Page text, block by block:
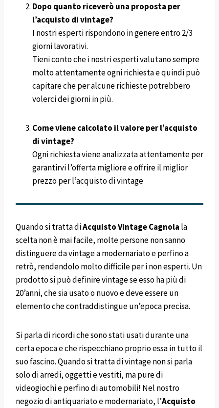
Dopo quanto riceverò una proposta per
l’acquisto di vintage?
I nostri esperti rispondono in genere entro 2/3
giorni lavorativi.
Tieni conto che i nostri esperti valutano sempre
molto attentamente ogni richiesta e quindi può
capitare che per alcune richieste potrebbero
volerci dei giorni in più.
Come viene calcolato il valore per l’acquisto
di vintage?
Ogni richiesta viene analizzata attentamente per
garantirvi l’offerta migliore e offrire il miglior
prezzo per l’acquisto di vintage
Quando si tratta diAcquisto VintageCagnola la
scelta non è mai facile, molte persone non sanno
distinguere da vintage a modernariato e perfino a
retrò, rendendolo molto difficile per i non esperti. Un
prodotto si può definire vintage se esso ha più di
20’anni, che sia usato o nuovo e deve essere un
elemento che contraddistingue un’epoca precisa.
Si parla di ricordi che sono stati usati durante una
certa epoca e che rispecchiano proprio essa in tutto il
suo fascino. Quando si tratta di vintage non si parla
solo di arredi, oggetti e vestiti, ma pure di
videogiochi e perfino di automobili! Nel nostro
negozio di antiquariato e modernariato, l’Acquisto